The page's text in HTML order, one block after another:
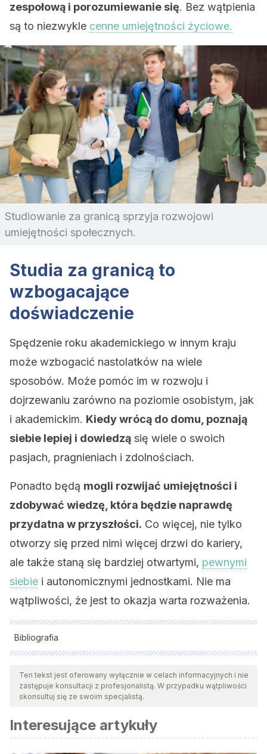
zespołową i porozumiewanie się. Bez wątpienia
są to niezwykle cenne umiejętności życiowe.
Studiowanie za granicą sprzyja rozwojowi
umiejętności społecznych.
Studia za granicą to
wzbogacające
doświadczenie
Spędzenie roku akademickiego w innym kraju
może wzbogacić nastolatków na wiele
sposobów. Może pomóc im w rozwoju i
dojrzewaniu zarówno na poziomie osobistym, jak
i akademickim. Kiedy wrócą do domu, poznają
siebie lepiej i dowiedzą się wiele o swoich
pasjach, pragnieniach i zdolnościach.
Ponadto będą mogli rozwijać umiejętności i
zdobywać wiedzę, która będzie naprawdę
przydatna w przyszłości. Co więcej, nie tylko
otworzy się przed nimi więcej drzwi do kariery,
ale także staną się bardziej otwartymi, pewnymi
siebie i autonomicznymi jednostkami. Nie ma
wątpliwości, że jest to okazja warta rozważenia.
Bibliografia
Wszystkie cytowane źródła zostały gruntownie
przeanalizowane przez nasz zespół w celu zapewnienia ich
jakości, wiarygodności, aktualności i ważności. Bibliografia
względem naukowym lub akademickim.
Enkvist, I. (2010). El éxito educativo finlandés.Bordón:
Ten tekst jest oferowany wyłącznie w celach informacyjnych i nie
zastępuje konsultacji z profesjonalistą. W przypadku wątpliwości
skonsultuj się ze swoim specjalistą.
Interesujące artykuły